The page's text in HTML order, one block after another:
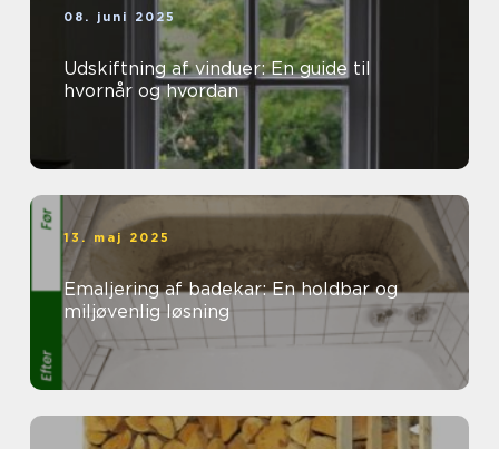
08. juni 2025
Udskiftning af vinduer: En guide til
hvornår og hvordan
13. maj 2025
Emaljering af badekar: En holdbar og
miljøvenlig løsning